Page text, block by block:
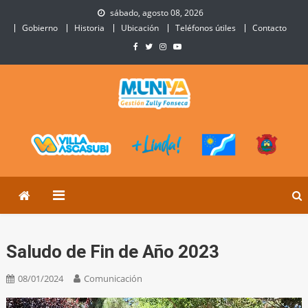
sábado, agosto 08, 2026
Gobierno
Historia Ubicación Teléfonos útiles Contacto
Ascasubi
Saludo de Fin de Año 2023
08/01/2024 Comunicación